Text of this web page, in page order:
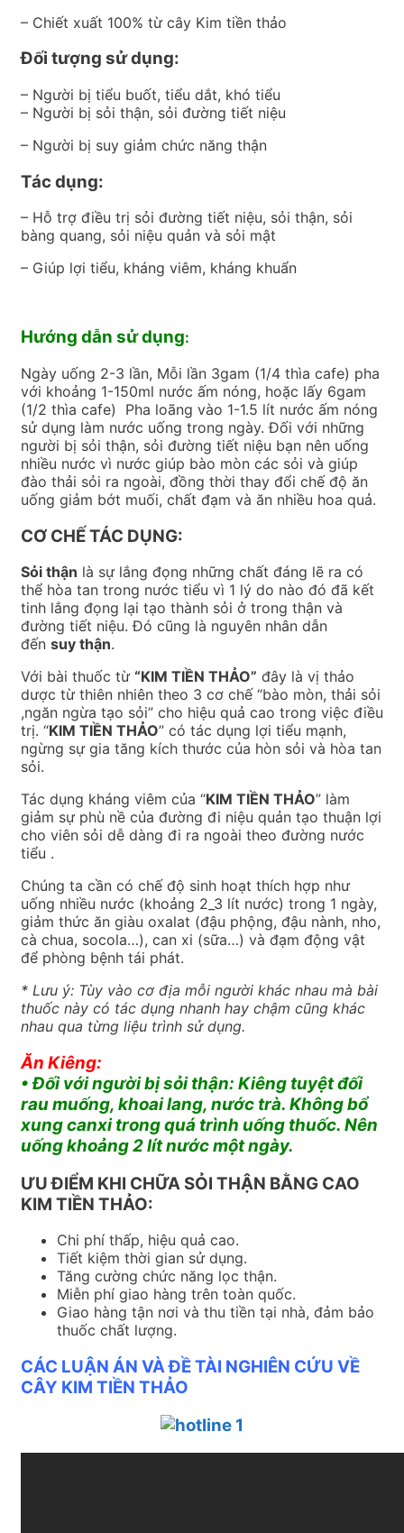
– Chiết xuất 100% từ cây Kim tiền thảo
Đối tượng sử dụng:
– Người bị tiểu buốt, tiểu dắt, khó tiểu
– Người bị sỏi thận, sỏi đường tiết niệu
– Người bị suy giảm chức năng thận
Tác dụng:
– Hỗ trợ điều trị sỏi đường tiết niệu, sỏi thận, sỏi
bàng quang, sỏi niệu quản và sỏi mật
– Giúp lợi tiểu, kháng viêm, kháng khuẩn
Hướng dẫn sử dụng:
Ngày uống 2-3 lần, Mỗi lần 3gam (1/4 thìa cafe) pha
với khoảng 1-150ml nước ấm nóng, hoặc lấy 6gam
(1/2 thìa cafe) Pha loãng vào 1-1.5 lít nước ấm nóng
sử dụng làm nước uống trong ngày. Đối với những
người bị sỏi thận, sỏi đường tiết niệu bạn nên uống
nhiều nước vì nước giúp bào mòn các sỏi và giúp
đào thải sỏi ra ngoài, đồng thời thay đổi chế độ ăn
uống giảm bớt muối, chất đạm và ăn nhiều hoa quả.
CƠ CHẾ TÁC DỤNG:
Sỏi thận là sự lắng đọng những chất đáng lẽ ra có
thể hòa tan trong nước tiểu vì 1 lý do nào đó đã kết
tinh lắng đọng lại tạo thành sỏi ở trong thận và
đường tiết niệu. Đó cũng là nguyên nhân dẫn
đến suy thận.
Với bài thuốc từ “KIM TIỀN THẢO” đây là vị thảo
dược từ thiên nhiên theo 3 cơ chế “bào mòn, thải sỏi
,ngăn ngừa tạo sỏi” cho hiệu quả cao trong việc điều
trị. “KIM TIỀN THẢO” có tác dụng lợi tiểu mạnh,
ngừng sự gia tăng kích thước của hòn sỏi và hòa tan
sỏi.
Tác dụng kháng viêm của “KIM TIỀN THẢO” làm
giảm sự phù nề của đường đi niệu quản tạo thuận lợi
cho viên sỏi dễ dàng đi ra ngoài theo đường nước
tiểu .
Chúng ta cần có chế độ sinh hoạt thích hợp như
uống nhiều nước (khoảng 2_3 lít nước) trong 1 ngày,
giảm thức ăn giàu oxalat (đậu phộng, đậu nành, nho,
cà chua, socola…), can xi (sữa…) và đạm động vật
để phòng bệnh tái phát.
* Lưu ý: Tùy vào cơ địa mỗi người khác nhau mà bài
thuốc này có tác dụng nhanh hay chậm cũng khác
nhau qua từng liệu trình sử dụng.
Ăn Kiêng:
• Đối với người bị sỏi thận: Kiêng tuyệt đối
rau muống, khoai lang, nước trà. Không bổ
xung canxi trong quá trình uống thuốc. Nên
uống khoảng 2 lít nước một ngày.
ƯU ĐIỂM KHI CHỮA SỎI THẬN BẰNG CAO
KIM TIỀN THẢO:
Chi phí thấp, hiệu quả cao.
Tiết kiệm thời gian sử dụng.
Tăng cường chức năng lọc thận.
Miễn phí giao hàng trên toàn quốc.
Giao hàng tận nơi và thu tiền tại nhà, đảm bảo
thuốc chất lượng.
CÁC LUẬN ÁN VÀ ĐỀ TÀI NGHIÊN CỨU VỀ
CÂY KIM TIỀN THẢO